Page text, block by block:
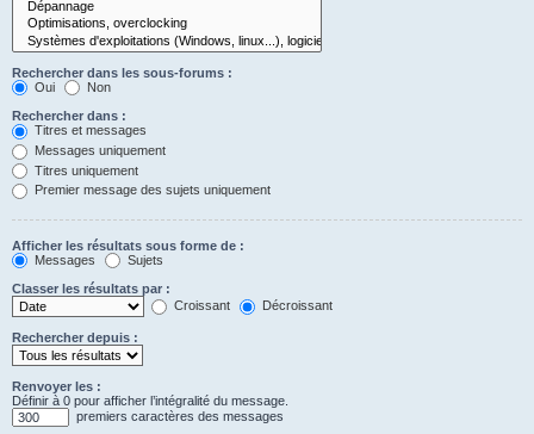
Rechercher dans les sous-forums :
Oui
Non
Rechercher dans :
Titres et messages
Messages uniquement
Titres uniquement
Premier message des sujets uniquement
Afficher les résultats sous forme de :
Messages
Sujets
Classer les résultats par :
Croissant
Décroissant
Rechercher depuis :
Renvoyer les :
Définir à 0 pour afficher l’intégralité du message.
premiers caractères des messages